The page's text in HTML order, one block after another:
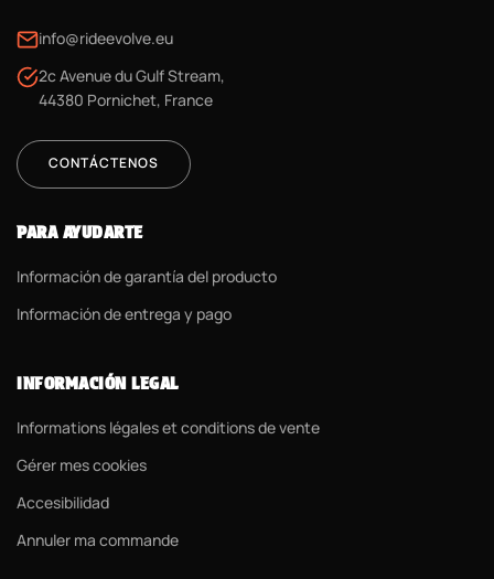
info@rideevolve.eu
2c Avenue du Gulf Stream,
44380 Pornichet, France
CONTÁCTENOS
PARA AYUDARTE
Información de garantía del producto
Información de entrega y pago
INFORMACIÓN LEGAL
Informations légales et conditions de vente
Gérer mes cookies
Accesibilidad
Annuler ma commande